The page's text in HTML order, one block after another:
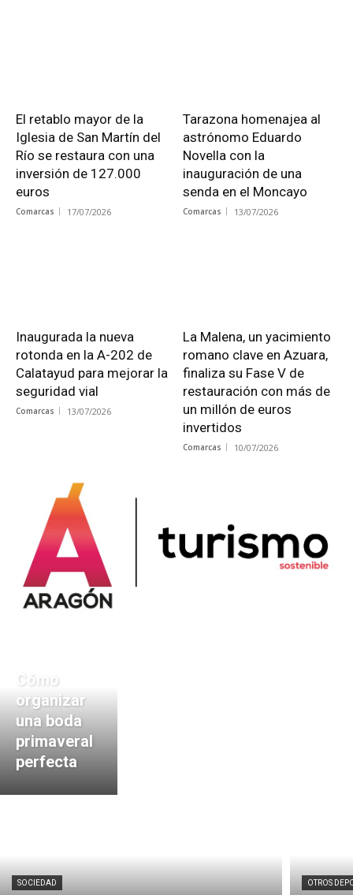
El retablo mayor de la
Iglesia de San Martín del
Río se restaura con una
inversión de 127.000
euros
Comarcas 17/07/2026
Tarazona homenajea al
astrónomo Eduardo
Novella con la
inauguración de una
senda en el Moncayo
Comarcas 13/07/2026
Inaugurada la nueva
rotonda en la A-202 de
Calatayud para mejorar la
seguridad vial
Comarcas 13/07/2026
La Malena, un yacimiento
romano clave en Azuara,
finaliza su Fase V de
restauración con más de
un millón de euros
invertidos
Comarcas 10/07/2026
Cómo
organizar
una boda
primaveral
perfecta
SOCIEDAD OTROS